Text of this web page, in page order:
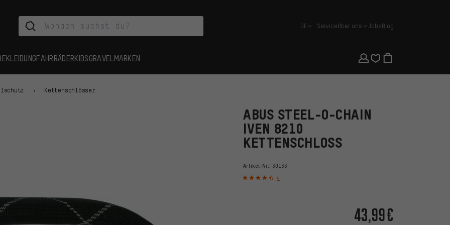
Deutsch
DE ServiceÜber uns JobsBlog
FAHRRÄDERKIDSGRAVEL MARKEN
Kettenschlösser
ABUS STEEL-O-CHAIN
IVEN 8210
KETTENSCHLOSS
Artikel-Nr.: 30133
4
43,99€